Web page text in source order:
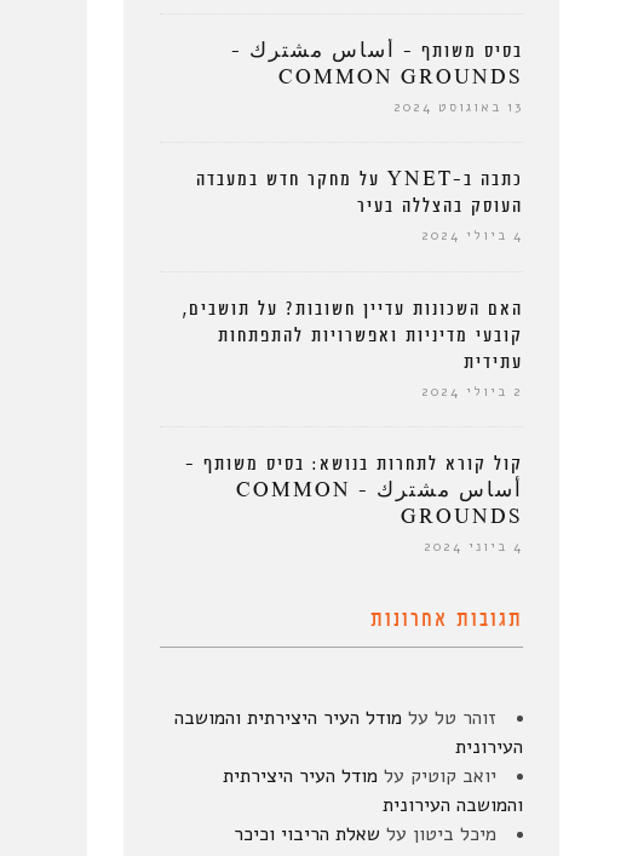
בסיס משותף – أساس مشترك –
COMMON GROUNDS
13 באוגוסט 2024
כתבה ב-YNET על מחקר חדש במעבדה
העוסק בהצללה בעיר
4 ביולי 2024
האם השכונות עדיין חשובות? על תושבים,
קובעי מדיניות ואפשרויות להתפתחות
עתידית
2 ביולי 2024
קול קורא לתחרות בנושא: בסיס משותף –
أساس مشترك – COMMON
GROUNDS
4 ביוני 2024
תגובות אחרונות
זוהר טל על מודל העיר היצירתית והמושבה
העירונית
יואב קוטיק על מודל העיר היצירתית
והמושבה העירונית
מיכל ביטון על שאלת הריבוי וכיכר